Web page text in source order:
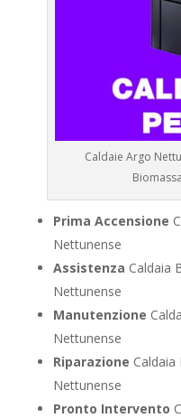
Caldaie Argo
Prima Accensione
Nettunense
Assistenza Caldaia
Nettunense
Manutenzione
Nettunense
Riparazione
Nettunense
Pronto Intervento